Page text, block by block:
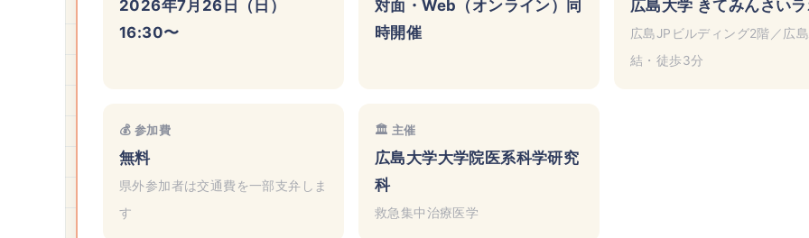
2026年7月26日（日）
16:30〜
対面・Web（オンライン）同
時開催
広島大学 きてみんさい
広島JPビルディング2階／広
結・徒歩3分
💰 参加費
無料
県外参加者は交通費を一部支弁しま
す
🏛️ 主催
広島大学大学院医系科学研究
科
救急集中治療医学